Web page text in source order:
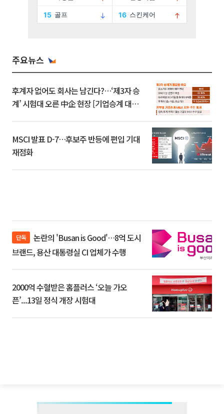
주요뉴스
후계자 없어도 회사는 남긴다?…‘제3자 승
계’ 시험대 오른 中企 현장 [기업승계 대전
MSCI 발표 D-7…후보주 반등에 편입 기대
재점화
단독
브랜드, 용산 대통령실 CI 업체가 수행
2000억 수혈받은 홈플러스 ‘오늘 가오
픈’...13일 정식 개장 시험대